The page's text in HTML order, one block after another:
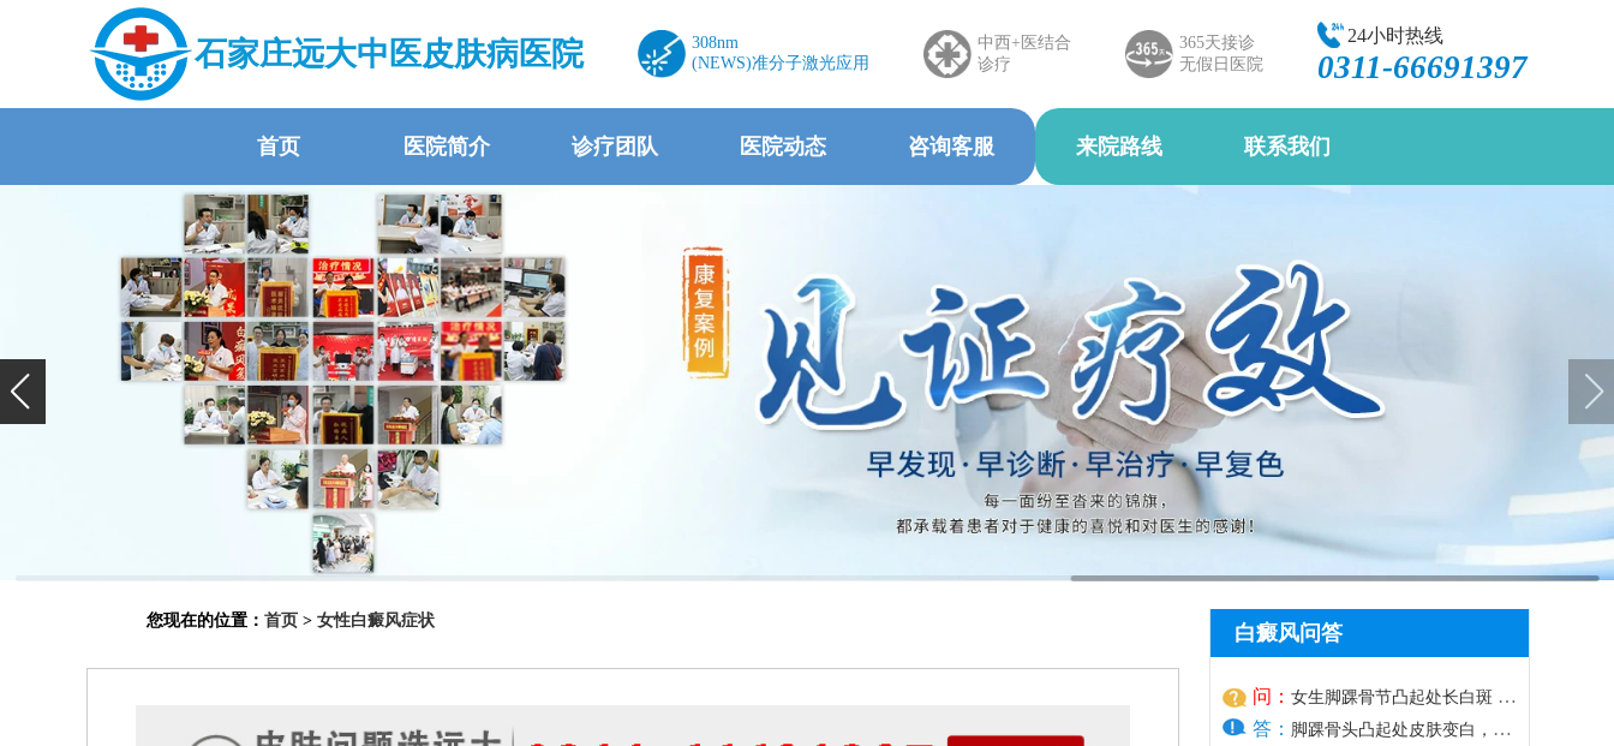
石家庄远大中医皮肤病医院
308nm
(NEWS)准分子激光应用
中西+医结合
诊疗
365天接诊
无假日医院
24小时热线
0311-66691397
首页 医院简介 诊疗团队 医院动态 咨询客服 来院路线 联系我们
您现在的位置： 首页 > 女性白癜风症状
白癜风问答
问： 女生脚踝骨节凸起处长白斑 脱
色原因与应对方法
答： 脚踝骨头凸起处皮肤变白，颜